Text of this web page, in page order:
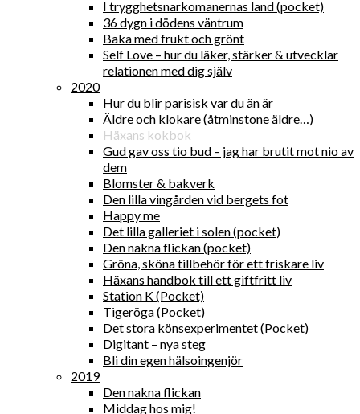
I trygghetsnarkomanernas land (pocket)
36 dygn i dödens väntrum
Baka med frukt och grönt
Self Love – hur du läker, stärker & utvecklar
relationen med dig själv
2020
Hur du blir parisisk var du än är
Äldre och klokare (åtminstone äldre…)
Häxans kokbok
Gud gav oss tio bud – jag har brutit mot nio av
dem
Blomster & bakverk
Den lilla vingården vid bergets fot
Happy me
Det lilla galleriet i solen (pocket)
Den nakna flickan (pocket)
Gröna, sköna tillbehör för ett friskare liv
Häxans handbok till ett giftfritt liv
Station K (Pocket)
Tigeröga (Pocket)
Det stora könsexperimentet (Pocket)
Digitant – nya steg
Bli din egen hälsoingenjör
2019
Den nakna flickan
Middag hos mig!